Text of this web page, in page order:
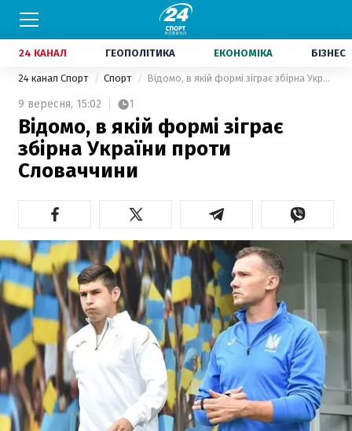
24 КАНАЛ ГЕОПОЛІТИКА ЕКОНОМІКА БІЗНЕС
24 канал Спорт Спорт Відомо, в якій формі зіграє збірна України проти Словаччини
9 вересня, 15:02 1
Відомо, в якій формі зіграє
збірна України проти
Словаччини